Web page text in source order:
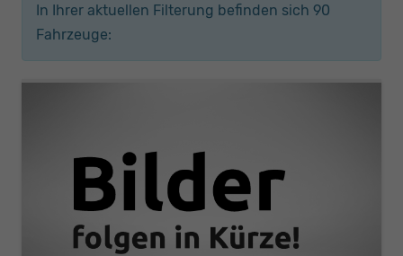
In Ihrer aktuellen Filterung befinden sich 90
Fahrzeuge: